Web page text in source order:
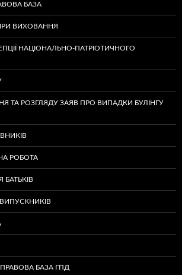
БАЗА
ВИХОВАННЯ
НАЦІОНАЛЬНО-ПАТРІОТИЧНОГО
ТА РОЗГЛЯДУ ЗАЯВ ПРО ВИПАДКИ БУЛІНГУ
РОБОТА
БАЗА ГПД